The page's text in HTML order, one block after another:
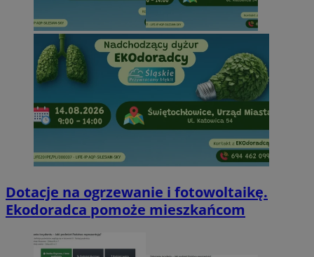
Dotacje na ogrzewanie i fotowoltaikę.
Ekodoradca pomoże mieszkańcom